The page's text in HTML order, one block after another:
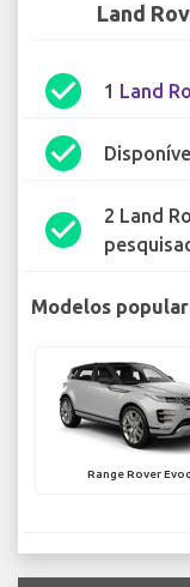
Land
check_circle 1 Land
check_circle
check_circle
2 Land
Modelos
Range Rover